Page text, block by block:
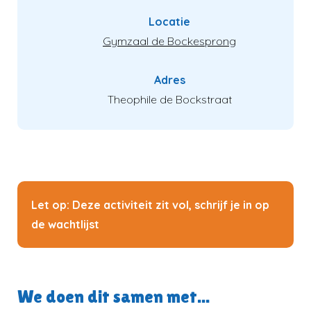
Locatie
Gymzaal de Bockesprong
Adres
Theophile de Bockstraat
Let op: Deze activiteit zit vol, schrijf je in op
de wachtlijst
We doen dit samen met...